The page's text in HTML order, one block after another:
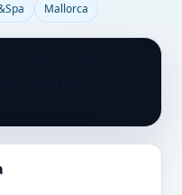
Mallorca
completo